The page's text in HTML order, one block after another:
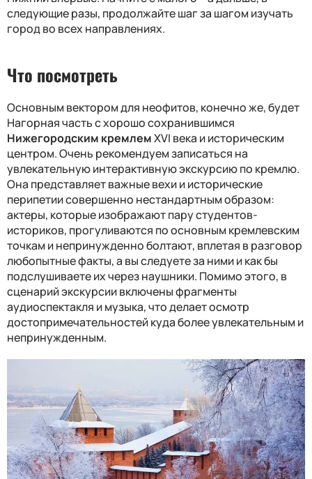
следующие разы, продолжайте шаг за шагом изучать
город во всех направлениях.
Что посмотреть
Основным вектором для неофитов, конечно же, будет
Нагорная часть с хорошо сохранившимся
Нижегородским кремлемXVI века и историческим
центром. Очень рекомендуем записаться на
увлекательную интерактивную экскурсию по кремлю.
Она представляет важные вехи и исторические
перипетии совершенно нестандартным образом:
актеры, которые изображают пару студентов-
историков, прогуливаются по основным кремлевским
точкам и непринужденно болтают, вплетая в разговор
любопытные факты, а вы следуете за ними и как бы
подслушиваете их через наушники. Помимо этого, в
сценарий экскурсии включены фрагменты
аудиоспектакля и музыка, что делает осмотр
достопримечательностей куда более увлекательным и
непринужденным.